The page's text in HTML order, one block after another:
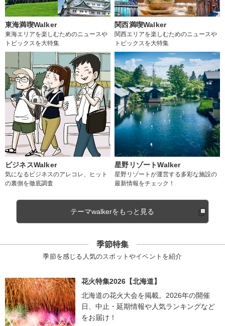
東海満喫Walker
東海エリアを楽しむためのニュースや
トピックスを大特集
関西満喫Walker
関西エリアを楽しむためのニュースや
トピックスを大特集
ビジネスWalker
気になるビジネスのアレコレ、ヒット
の裏側を徹底調査
星野リゾートWalker
星野リゾートが運営する多彩な施設の
最新情報をチェック！
テーマwalkerをもっと見る
季節特集
季節を感じる人気のスポットやイベントを紹介
花火特集2026【北海道】
北海道の花火大会を掲載。2026年の開催
日、中止・延期情報や人気ランキングなど
をお届け！